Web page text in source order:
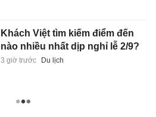
Khách Việt tìm kiếm điểm đến
nào nhiều nhất dịp nghỉ lễ 2/9?
3 giờ trước Du lịch